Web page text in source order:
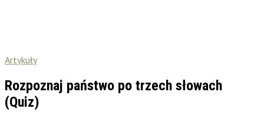
Artykuły
Rozpoznaj państwo po trzech słowach
(Quiz)